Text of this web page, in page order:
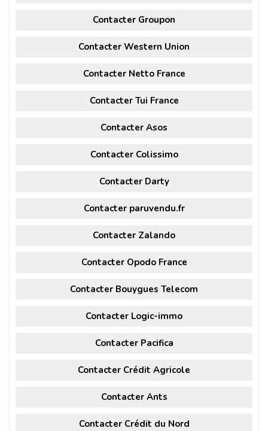
Contacter Groupon
Contacter Western Union
Contacter Netto France
Contacter Tui France
Contacter Asos
Contacter Colissimo
Contacter Darty
Contacter paruvendu.fr
Contacter Zalando
Contacter Opodo France
Contacter Bouygues Telecom
Contacter Logic-immo
Contacter Pacifica
Contacter Crédit Agricole
Contacter Ants
Contacter Crédit du Nord